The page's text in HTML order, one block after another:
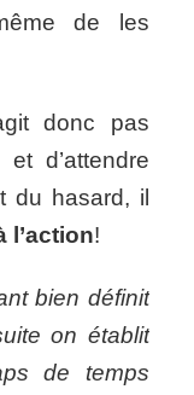
de les
donc pas
et d’attendre
du hasard, il
l’action!
bien définit
on établit
de temps